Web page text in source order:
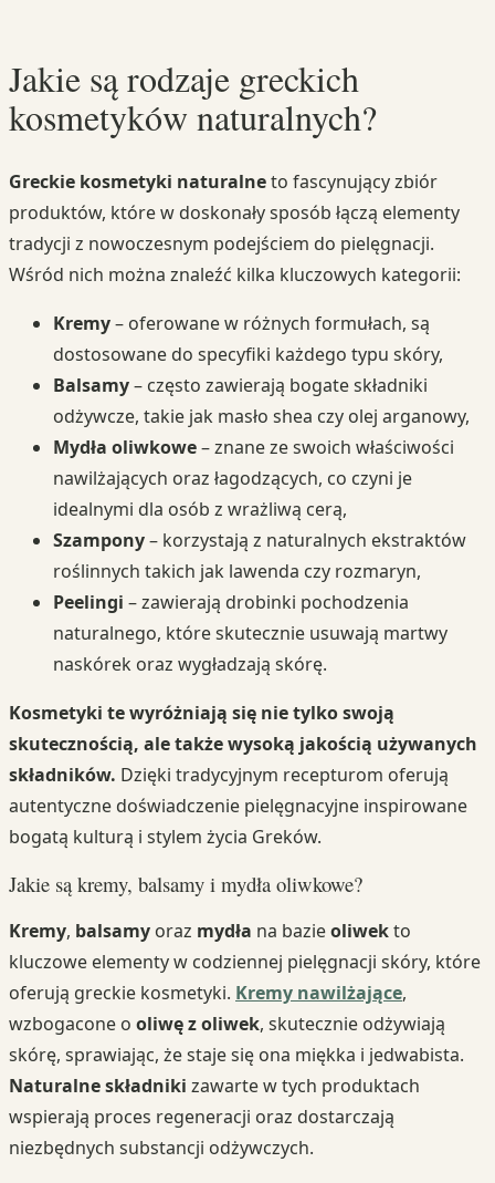
Jakie są rodzaje greckich
kosmetyków naturalnych?
Greckie kosmetyki naturalneto fascynujący zbiór
produktów, które w doskonały sposób łączą elementy
tradycji z nowoczesnym podejściem do pielęgnacji.
Wśród nich można znaleźć kilka kluczowych kategorii:
Kremy– oferowane w różnych formułach, są
dostosowane do specyfiki każdego typu skóry,
Balsamy– często zawierają bogate składniki
odżywcze, takie jak masło shea czy olej arganowy,
Mydła oliwkowe– znane ze swoich właściwości
nawilżających oraz łagodzących, co czyni je
idealnymi dla osób z wrażliwą cerą,
Szampony– korzystają z naturalnych ekstraktów
roślinnych takich jak lawenda czy rozmaryn,
Peelingi – zawierają drobinki pochodzenia
naturalnego, które skutecznie usuwają martwy
naskórek oraz wygładzają skórę.
Kosmetyki te wyróżniają się nie tylko swoją
skutecznością, ale także wysoką jakością używanych
składników. Dzięki tradycyjnym recepturom oferują
autentyczne doświadczenie pielęgnacyjne inspirowane
bogatą kulturą i stylem życia Greków.
Jakie są kremy, balsamy i mydła oliwkowe?
Kremy, balsamy oraz mydła na bazieoliwekto
kluczowe elementy w codziennej pielęgnacji skóry, które
oferują greckie kosmetyki. Kremy nawilżające,
wzbogacone o oliwę z oliwek, skutecznie odżywiają
skórę, sprawiając, że staje się ona miękka i jedwabista.
Naturalne składniki zawarte w tych produktach
wspierają proces regeneracji oraz dostarczają
niezbędnych substancji odżywczych.